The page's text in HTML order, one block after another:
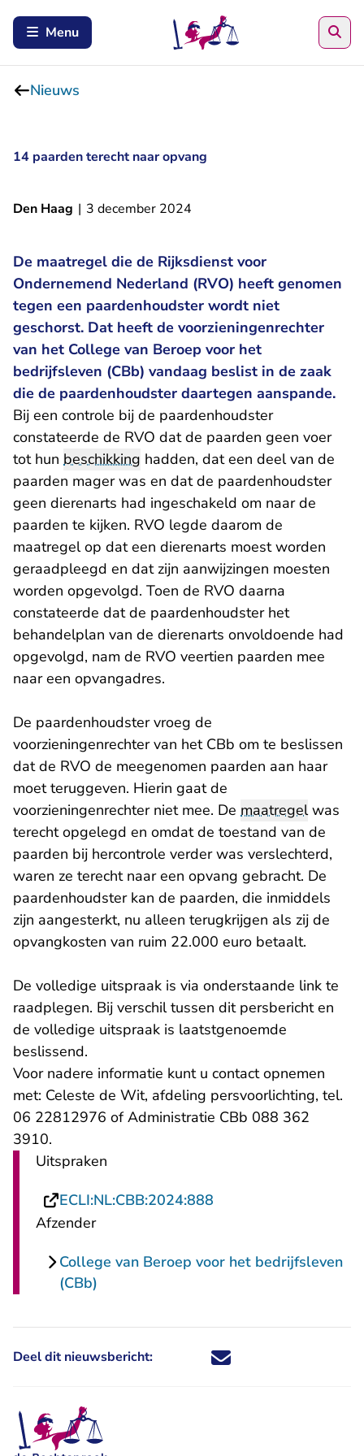
Menu
Nieuws
14 paarden terecht naar opvang
Den Haag | 3 december 2024
De maatregel die de Rijksdienst voor
Ondernemend Nederland (RVO) heeft genomen
tegen een paardenhoudster wordt niet
geschorst. Dat heeft de voorzieningenrechter
van het College van Beroep voor het
bedrijfsleven (CBb) vandaag beslist in de zaak
die de paardenhoudster daartegen aanspande.
Bij een controle bij de paardenhoudster
constateerde de RVO dat de paarden geen voer
tot hun beschikking hadden, dat een deel van de
paarden mager was en dat de paardenhoudster
geen dierenarts had ingeschakeld om naar de
paarden te kijken. RVO legde daarom de
maatregel op dat een dierenarts moest worden
geraadpleegd en dat zijn aanwijzingen moesten
worden opgevolgd. Toen de RVO daarna
constateerde dat de paardenhoudster het
behandelplan van de dierenarts onvoldoende had
opgevolgd, nam de RVO veertien paarden mee
naar een opvangadres.
De paardenhoudster vroeg de
voorzieningenrechter van het CBb om te beslissen
dat de RVO de meegenomen paarden aan haar
moet teruggeven. Hierin gaat de
voorzieningenrechter niet mee. De maatregelwas
terecht opgelegd en omdat de toestand van de
paarden bij hercontrole verder was verslechterd,
waren ze terecht naar een opvang gebracht. De
paardenhoudster kan de paarden, die inmiddels
zijn aangesterkt, nu alleen terugkrijgen als zij de
opvangkosten van ruim 22.000 euro betaalt.
De volledige uitspraak is via onderstaande link te
raadplegen. Bij verschil tussen dit persbericht en
de volledige uitspraak is laatstgenoemde
beslissend.
Voor nadere informatie kunt u contact opnemen
met: Celeste de Wit, afdeling persvoorlichting, tel.
06 22812976 of Administratie CBb 088 362
3910.
Uitspraken
ECLI:NL:CBB:2024:888
Afzender
College van Beroep voor het bedrijfsleven
(CBb)
Deel dit nieuwsbericht: Deel dit nieuwsbericht via X -
Deel dit nieuwsbericht via
Deel dit nieuwsbericht
Deel dit